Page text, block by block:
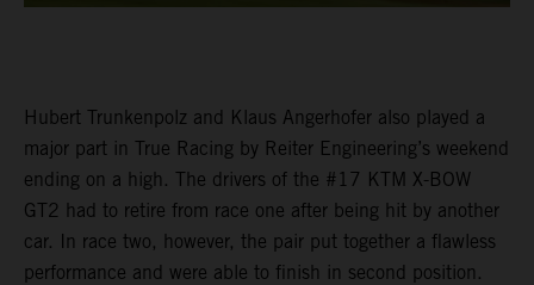
Hubert Trunkenpolz and Klaus Angerhofer also played a
major part in True Racing by Reiter Engineering’s weekend
ending on a high. The drivers of the #17 KTM X-BOW
GT2 had to retire from race one after being hit by another
car. In race two, however, the pair put together a flawless
performance and were able to finish in second position.